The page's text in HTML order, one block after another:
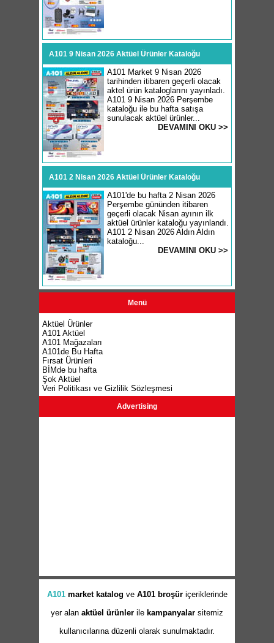
A101 9 Nisan 2026 Aktüel Ürünler Kataloğu
A101 Market 9 Nisan 2026
tarihinden itibaren geçerli olacak
aktel ürün kataloglarını yayınladı.
A101 9 Nisan 2026 Perşembe
kataloğu ile bu hafta satışa
sunulacak aktüel ürünler...
DEVAMINI OKU >>
A101 2 Nisan 2026 Aktüel Ürünler Kataloğu
A101'de bu hafta 2 Nisan 2026
Perşembe gününden itibaren
geçerli olacak Nisan ayının ilk
aktüel ürünler kataloğu yayınlandı.
A101 2 Nisan 2026 Aldın Aldın
kataloğu...
DEVAMINI OKU >>
Menü
Aktüel Ürünler
A101 Aktüel
A101 Mağazaları
A101de Bu Hafta
Fırsat Ürünleri
BİMde bu hafta
Şok Aktüel
Veri Politikası ve Gizlilik Sözleşmesi
Advertising
A101 market katalog ve A101 broşüriçeriklerinde
yer alan aktüel ürünler ile kampanyalar sitemiz
kullanıcılarına düzenli olarak sunulmaktadır.